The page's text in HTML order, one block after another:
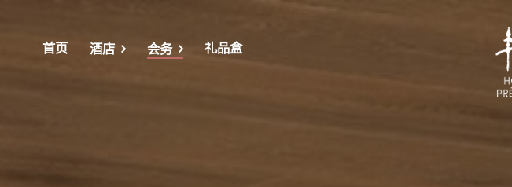
首页 酒店 会务 礼品盒